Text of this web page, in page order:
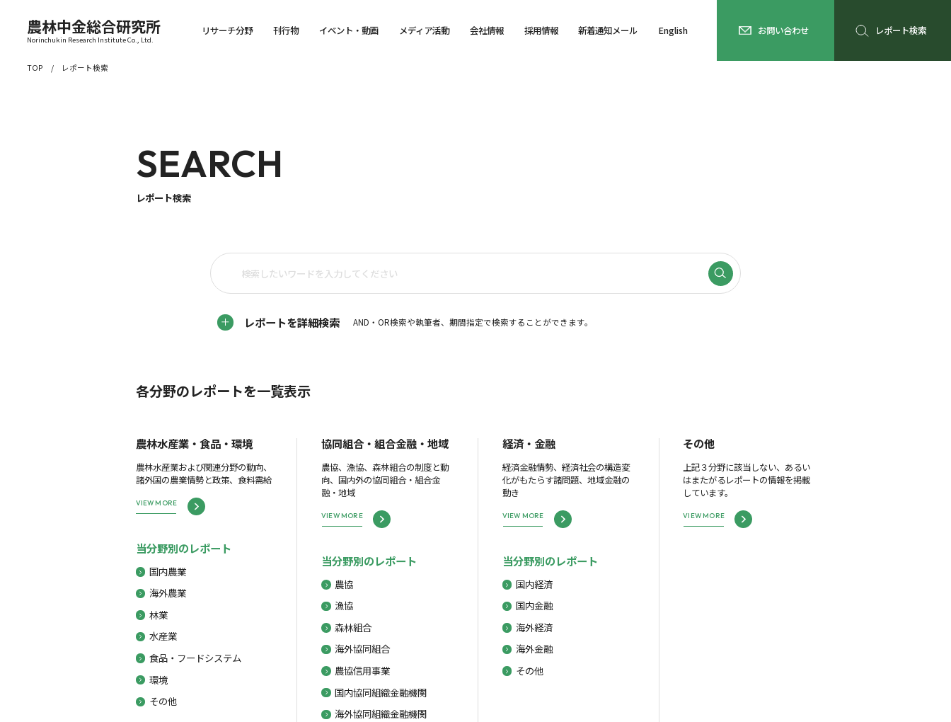
農林中金総合研究所
Norinchukin Research Institute Co., Ltd.
リサーチ分野 刊行物 イベント・動画 メディア活動 会社情報 採用情報 新着通知メール English お問い合わせ レポート検索
TOP レポート検索
SEARCH
レポート検索
レポートを詳細検索 AND・OR検索や執筆者、期間指定で検索することができます。
各分野のレポートを一覧表示
農林水産業・食品・環境
農林水産業および関連分野の動向、
諸外国の農業情勢と政策、食料需給
VIEW MORE
当分野別のレポート
国内農業
海外農業
林業
水産業
食品・フードシステム
環境
その他
協同組合・組合金融・地域
農協、漁協、森林組合の制度と動
向、国内外の協同組合・組合金
融・地域
VIEW MORE
当分野別のレポート
農協
漁協
森林組合
海外協同組合
農協信用事業
国内協同組織金融機関
海外協同組織金融機関
経済・金融
経済金融情勢、経済社会の構造変
化がもたらす諸問題、地域金融の
動き
VIEW MORE
当分野別のレポート
国内経済
国内金融
海外経済
海外金融
その他
その他
上記３分野に該当しない、あるい
はまたがるレポートの情報を掲載
しています。
VIEW MORE